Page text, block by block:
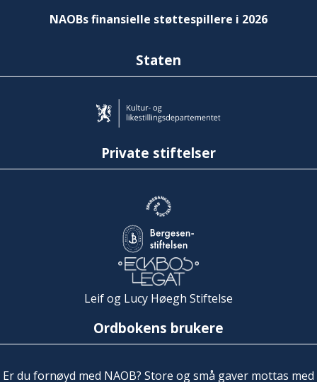
NAOBs finansielle støttespillere i 2026
Staten
Private stiftelser
Leif og Lucy Høegh Stiftelse
Ordbokens brukere
Er du fornøyd med NAOB? Store og små gaver mottas med